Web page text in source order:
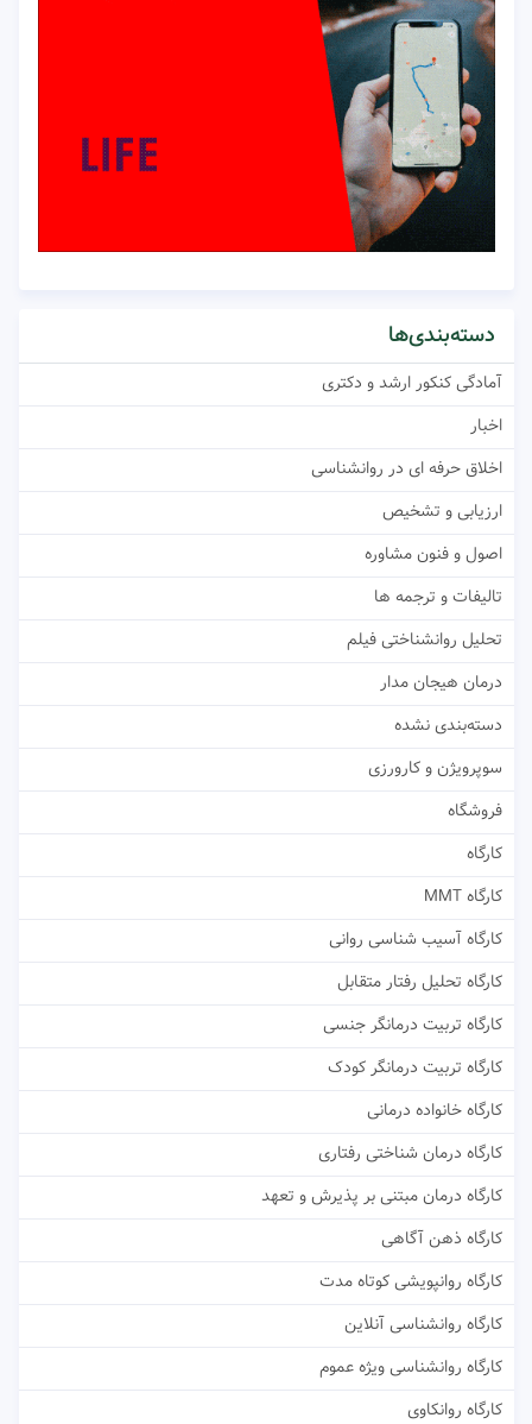
دسته‌بندی‌ها
آمادگی کنکور ارشد و دکتری
اخبار
اخلاق حرفه ای در روانشناسی
ارزیابی و تشخیص
اصول و فنون مشاوره
تالیفات و ترجمه ها
تحلیل روانشناختی فیلم
درمان هیجان مدار
دسته‌بندی نشده
سوپرویژن و کارورزی
فروشگاه
کارگاه
کارگاه MMT
کارگاه آسیب شناسی روانی
کارگاه تحلیل رفتار متقابل
کارگاه تربیت درمانگر جنسی
کارگاه تربیت درمانگر کودک
کارگاه خانواده درمانی
کارگاه درمان شناختی رفتاری
کارگاه درمان مبتنی بر پذیرش و تعهد
کارگاه ذهن آگاهی
کارگاه روانپویشی کوتاه مدت
کارگاه روانشناسی آنلاین
کارگاه روانشناسی ویژه عموم
کارگاه روانکاوی